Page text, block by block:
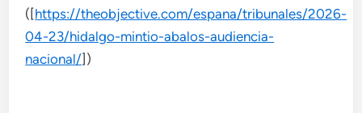
([https://theobjective.com/espana/tribunales/2026-
04-23/hidalgo-mintio-abalos-audiencia-
nacional/])